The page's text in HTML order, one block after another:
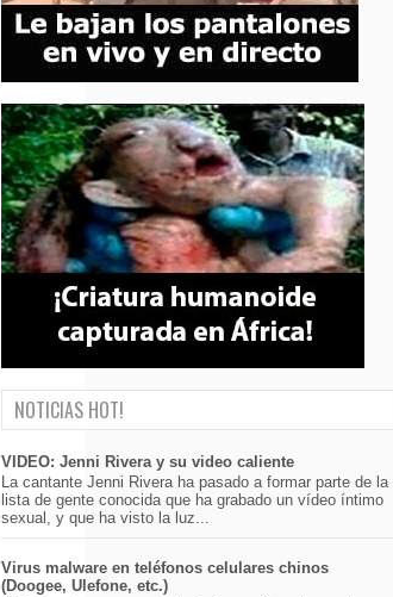
NOTICIAS HOT!
VIDEO: Jenni Rivera y su video caliente
La cantante Jenni Rivera ha pasado a formar parte de la
lista de gente conocida que ha grabado un vídeo íntimo
sexual, y que ha visto la luz...
Virus malware en teléfonos celulares chinos
(Doogee, Ulefone, etc.)